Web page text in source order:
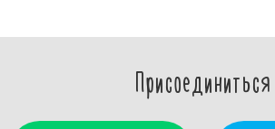
Присоединиться